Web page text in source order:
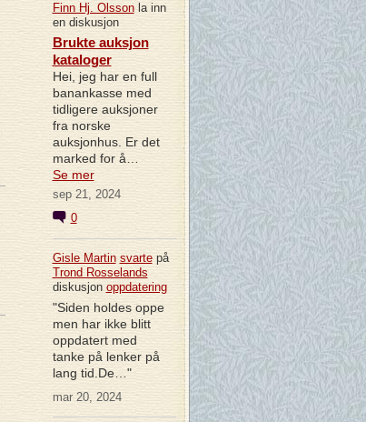
Finn Hj. Olssonla inn
en diskusjon
Brukte auksjon
kataloger
Hei, jeg har en full
banankasse med
tidligere auksjoner
fra norske
auksjonhus. Er det
marked for å…
Se mer
sep 21, 2024
0
Gisle Martin svartepå
Trond Rosselands
diskusjon oppdatering
"Siden holdes oppe
men har ikke blitt
oppdatert med
tanke på lenker på
lang tid.De…"
mar 20, 2024